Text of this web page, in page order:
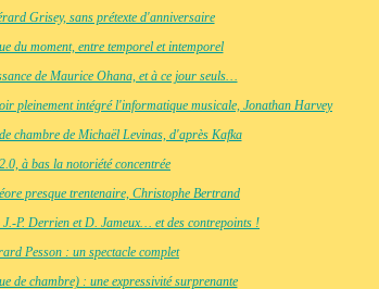
Grisey, sans prétexte d'anniversaire
du moment, entre temporel et intemporel
de Maurice Ohana, et à ce jour seuls…
pleinement intégré l'informatique musicale, Jonathan Harvey
chambre de Michaël Levinas, d'après Kafka
à bas la notoriété concentrée
presque trentenaire, Christophe Bertrand
P. Derrien et D. Jameux… et des contrepoints !
Pesson : un spectacle complet
de chambre) : une expressivité surprenante